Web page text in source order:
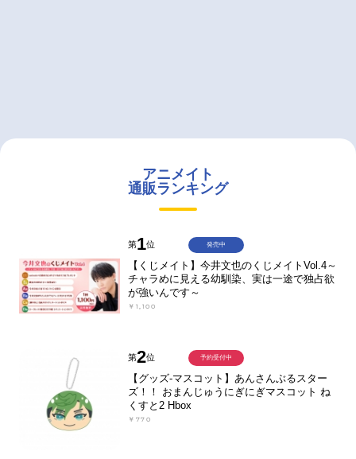
アニメイト
通販ランキング
第1位
【くじメイト】今井文也のくじメイトVol.4～
チャラめに見える幼馴染、実は一途で独占欲
が強いんです～
￥1,100
発売中
第2位
【グッズ-マスコット】あんさんぶるスター
ズ！！ おまんじゅうにぎにぎマスコット ね
くすと2 Hbox
￥770
予約受付中